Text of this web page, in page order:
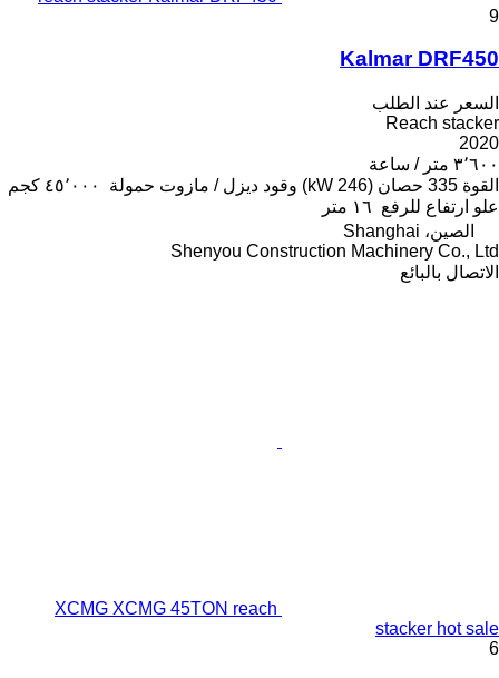
9
Kalmar DRF450
السعر عند الطلب
Reach stacker
2020
٣٬٦٠٠ متر / ساعة
القوة 335 حصان (246 kW) وقود ديزل / مازوت حمولة
٤٥٬٠٠٠ كجم
علو ارتفاع للرفع ١٦ متر
الصين، Shanghai
Shenyou Construction Machinery Co., Ltd
الاتصال بالبائع
XCMG XCMG 45TON reach
stacker hot sale
6